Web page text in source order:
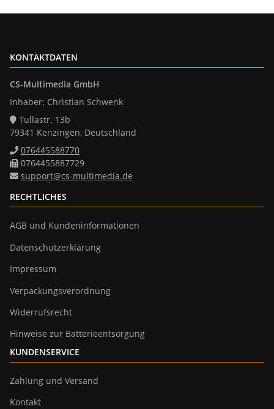
KONTAKTDATEN
CS-Multimedia GmbH
Inhaber: Christian Schwenk
Tullastr. 13b
79341 Kenzingen, Deutschland
076445588770
0764455887729
support@cs-multimedia.de
RECHTLICHES
AGB und Kundeninformationen
Datenschutzerklärung
Impressum
Verpackungsverordnung
Widerrufsrecht
Hinweise zur Batterieentsorgung
KUNDENSERVICE
Zahlung und Versand
Kontakt